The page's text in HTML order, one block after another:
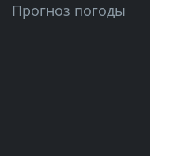
Прогноз погоды